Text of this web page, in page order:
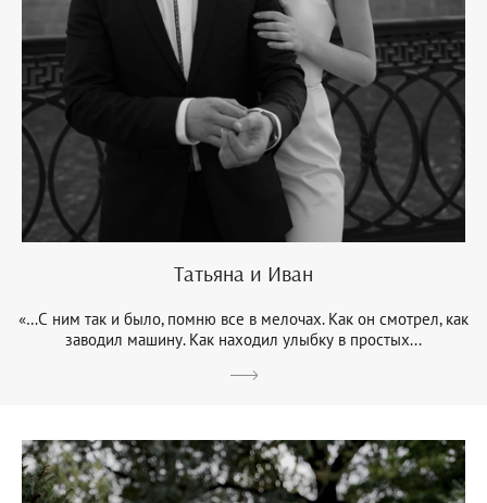
Татьяна и Иван
«…С ним так и было, помню все в мелочах. Как он смотрел, как
заводил машину. Как находил улыбку в простых...